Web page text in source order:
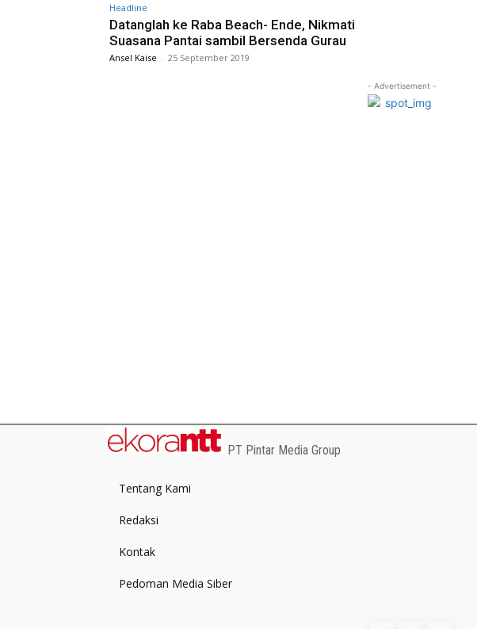
Headline
Datanglah ke Raba Beach- Ende, Nikmati
Suasana Pantai sambil Bersenda Gurau
Ansel Kaise - 25 September 2019
- Advertisement -
PT Pintar Media Group
Tentang Kami
Redaksi
Kontak
Pedoman Media Siber